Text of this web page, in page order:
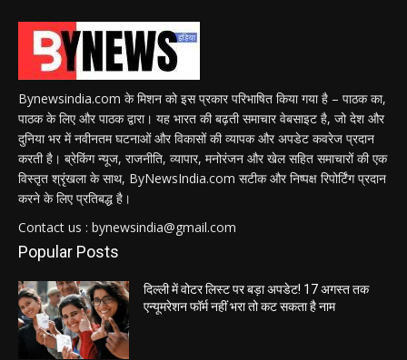
Bynewsindia.com के मिशन को इस प्रकार परिभाषित किया गया है – पाठक का,
पाठक के लिए और पाठक द्वारा। यह भारत की बढ़ती समाचार वेबसाइट है, जो देश और
दुनिया भर में नवीनतम घटनाओं और विकासों की व्यापक और अपडेट कवरेज प्रदान
करती है। ब्रेकिंग न्यूज, राजनीति, व्यापार, मनोरंजन और खेल सहित समाचारों की एक
विस्तृत श्रृंखला के साथ, ByNewsIndia.com सटीक और निष्पक्ष रिपोर्टिंग प्रदान
करने के लिए प्रतिबद्ध है।
Contact us : bynewsindia@gmail.com
Popular Posts
दिल्ली में वोटर लिस्ट पर बड़ा अपडेट! 17 अगस्त तक
एन्यूमरेशन फॉर्म नहीं भरा तो कट सकता है नाम